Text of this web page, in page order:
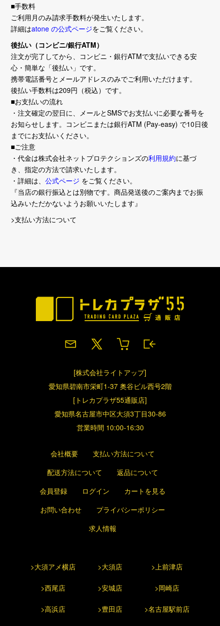
■手数料
ご利用月のみ請求手数料が発生いたします。
詳細はatone の公式ページをご覧ください。
後払い（コンビニ/銀行ATM）
注文が完了してから、コンビニ・銀行ATMで支払いできる安
心・簡単な「後払い」です。
携帯電話番号とメールアドレスのみでご利用いただけます。
後払い手数料は209円（税込）です。
■お支払いの流れ
・注文確定の翌日に、メールとSMSでお支払いに必要な番号を
お知らせします。コンビニまたは銀行ATM (Pay-easy) で10日後
までにお支払いください。
■ご注意
・代金は株式会社ネットプロテクションズの利用規約に基づ
き、指定の方法で請求いたします。
・詳細は、公式ページ をご覧ください。
『当店の銀行振込とは別物です。商品発送後のご案内までお振
込みいただかないようお願いいたします』
>支払い方法について
[株式会社ライトアップ]
愛知県碧南市栄町1-37 奥谷ビル西号2階
[トレカプラザ55通販店]
愛知県名古屋市中区大須3丁目30-86
営業時間 10:00-16:30
会社概要
支払い方法について
配送方法について
返品について
会員登録
ログイン
カートを見る
お問い合わせ
プライバシーポリシー
求人情報
>大須アメ横店 >大須店 >上前津店
>西尾店 >安城店 >岡崎店
>高浜店 >豊田店 >名古屋駅前店